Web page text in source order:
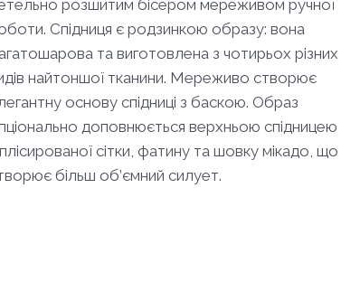
розшитим бісером мереживом ручної
Спідниця є родзинкою образу: вона
та виготовлена з чотирьох різних
найтоншої тканини. Мереживо створює
основу спідниці з баскою. Образ
доповнюється верхньою спідницею
сітки, фатину та шовку мікадо, що
більш об’ємний силует.